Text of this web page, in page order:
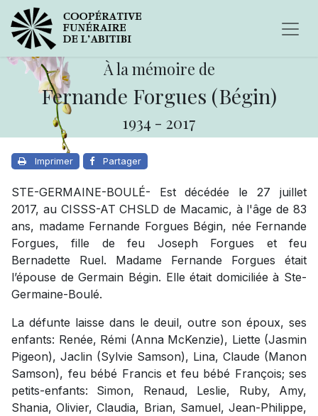
À la mémoire de
Fernande Forgues (Bégin)
1934 - 2017
Imprimer Partager
STE-GERMAINE-BOULÉ- Est décédée le 27 juillet
2017, au CISSS-AT CHSLD de Macamic, à l'âge de 83
ans, madame Fernande Forgues Bégin, née Fernande
Forgues, fille de feu Joseph Forgues et feu
Bernadette Ruel. Madame Fernande Forgues était
l’épouse de Germain Bégin. Elle était domiciliée à Ste-
Germaine-Boulé.
La défunte laisse dans le deuil, outre son époux, ses
enfants: Renée, Rémi (Anna McKenzie), Liette (Jasmin
Pigeon), Jaclin (Sylvie Samson), Lina, Claude (Manon
Samson), feu bébé Francis et feu bébé François; ses
petits-enfants: Simon, Renaud, Leslie, Ruby, Amy,
Shania, Olivier, Claudia, Brian, Samuel, Jean-Philippe,